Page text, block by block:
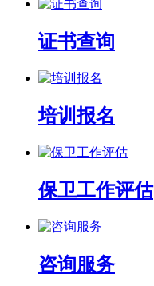
证书查询
培训报名
保卫工作评估
咨询服务